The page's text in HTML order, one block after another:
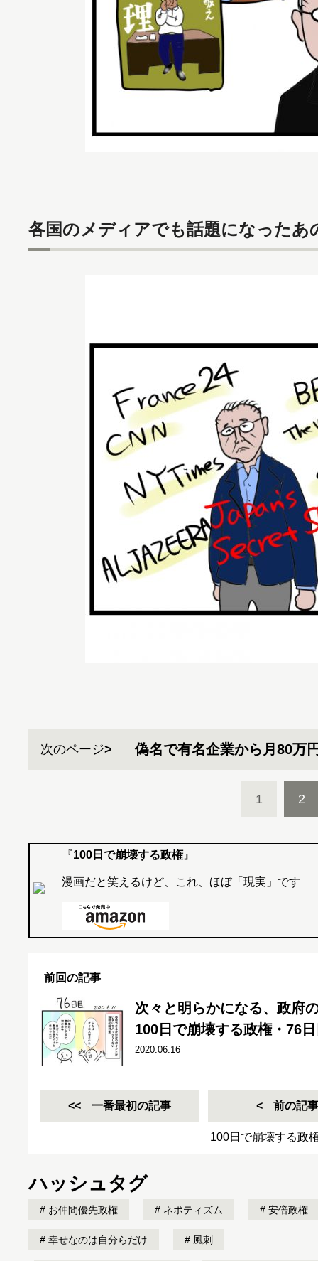
各国のメディアでも話題になったあ
次のページ 偽名で有名企業から月80万
1 2
『100日で崩壊する政権』
漫画だと笑えるけど、これ、ほぼ「現実」です
前回の記事
次々と明らかになる、政府
100日で崩壊する政権・76
2020.06.16
一番最初の記事 前の記事
100日で崩壊する政
ハッシュタグ
お仲間優先政権 ネポティズム 安倍政権
幸せなのは自分らだけ 風刺